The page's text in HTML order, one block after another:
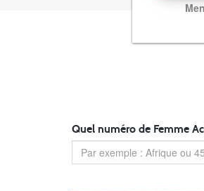
Quel numéro de Femme